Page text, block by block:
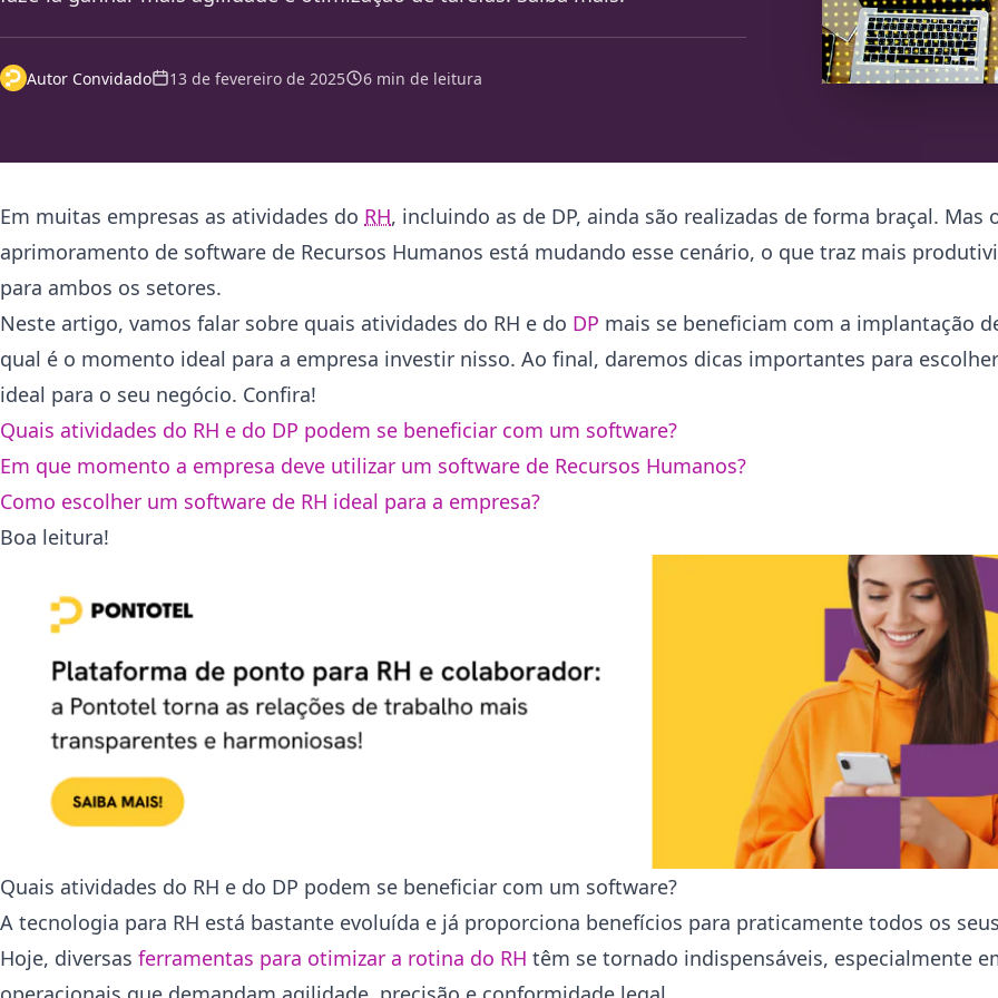
Autor Convidado 13 de fevereiro de 2025 6 min de leitura
Em muitas empresas as atividades do RH, incluindo as de DP, ainda são realizadas de forma braçal. Mas
aprimoramento de software de Recursos Humanos está mudando esse cenário, o que traz mais
para ambos os setores.
Neste artigo, vamos falar sobre quais atividades do RH e do DP mais se beneficiam com a implantação
qual é o momento ideal para a empresa investir nisso. Ao final, daremos dicas importantes para
ideal para o seu negócio. Confira!
Quais atividades do RH e do DP podem se beneficiar com um software?
Em que momento a empresa deve utilizar um software de Recursos Humanos?
Como escolher um software de RH ideal para a empresa?
Boa leitura!
Quais atividades do RH e do DP podem se beneficiar com um software?
A tecnologia para RH está bastante evoluída e já proporciona benefícios para praticamente todos os
Hoje, diversas ferramentas para otimizar a rotina do RH têm se tornado indispensáveis, especialmente